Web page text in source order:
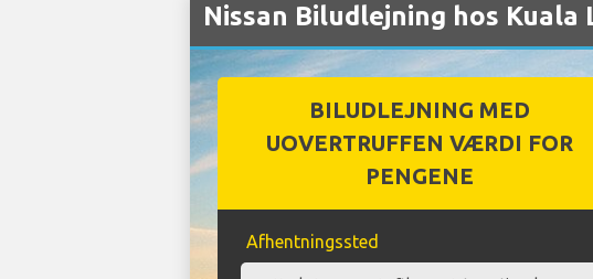
Nissan Biludlejning hos
BILUDLEJNING MED
UOVERTRUFFEN VÆRDI FOR
PENGENE
Afhentningssted